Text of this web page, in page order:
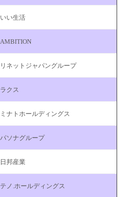
いい生活
AMBITION
リネットジャパングループ
ラクス
ミナトホールディングス
パソナグループ
日邦産業
テノ.ホールディングス